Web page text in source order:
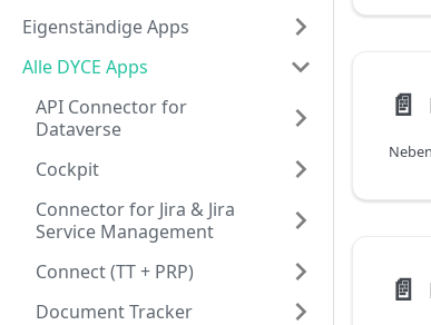
Eigenständige Apps
Alle DYCE Apps
API Connector for
Dataverse
Cockpit
Connector for Jira & Jira
Service Management
Connect (TT + PRP)
Document Tracker
📄️
📄️